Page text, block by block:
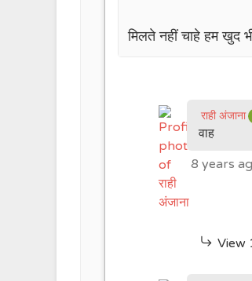
मिलते नहीं चाहे हम खुद
राही अंजाना
वाह
8 years
View